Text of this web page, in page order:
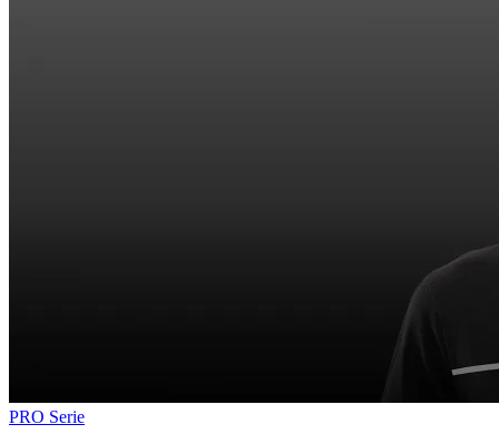
PRO Serie